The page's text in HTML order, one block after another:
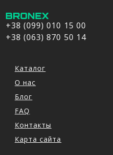
+38 (099) 010 15 00
+38 (063) 870 50 14
Каталог
О нас
Блог
FAQ
Контакты
Карта сайта